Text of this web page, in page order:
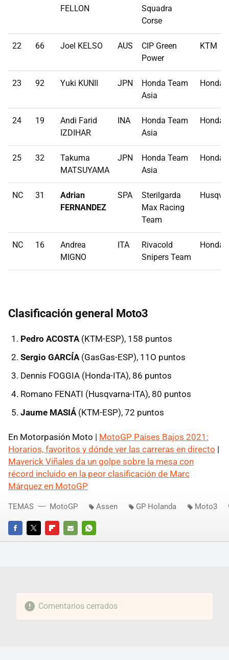
FELLON
Squadra
Corse
22 66 Joel KELSO AUS
CIP Green
Power
KTM
23 92 Yuki KUNII JPN
Honda Team
Asia
Honda
24 19
Andi Farid
IZDIHAR
INA
Honda Team
Asia
Honda
25 32
Takuma
MATSUYAMA
JPN
Honda Team
Asia
Honda
NC 31
Adrian
FERNANDEZ
SPA
Sterilgarda
Max Racing
Team
NC 16
Andrea
MIGNO
ITA
Rivacold
Snipers Team
Honda
Clasificación general Moto3
Pedro ACOSTA(KTM-ESP), 158 puntos
Sergio GARCÍA(GasGas-ESP), 11O puntos
Dennis FOGGIA (Honda-ITA), 86 puntos
Romano FENATI (Husqvarna-ITA), 80 puntos
Jaume MASIÁ(KTM-ESP), 72 puntos
En Motorpasión Moto | MotoGP Países Bajos 2021:
Horarios, favoritos y dónde ver las carreras en directo |
Maverick Viñales da un golpe sobre la mesa con
récord incluido en la peor clasificación de Marc
Márquez en MotoGP
FACEBOOKTWITTERFLIPBOARD
E-
WHATSAPP
TEMAS MotoGP Assen GP Holanda Moto3
Comentarios cerrados